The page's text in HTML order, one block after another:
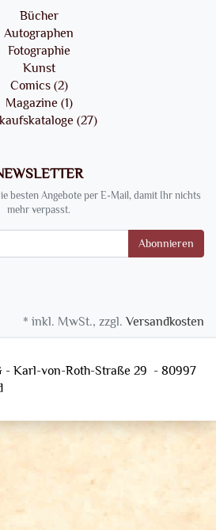
Bücher
Autographen
Fotographie
Kunst
Comics (2)
Magazine (1)
(27)
besten Angebote per E-Mail, damit Ihr nichts
mehr verpasst.
Abonnieren
* inkl. MwSt., zzgl.Versandkosten
- Karl-von-Roth-Straße 29 - 80997